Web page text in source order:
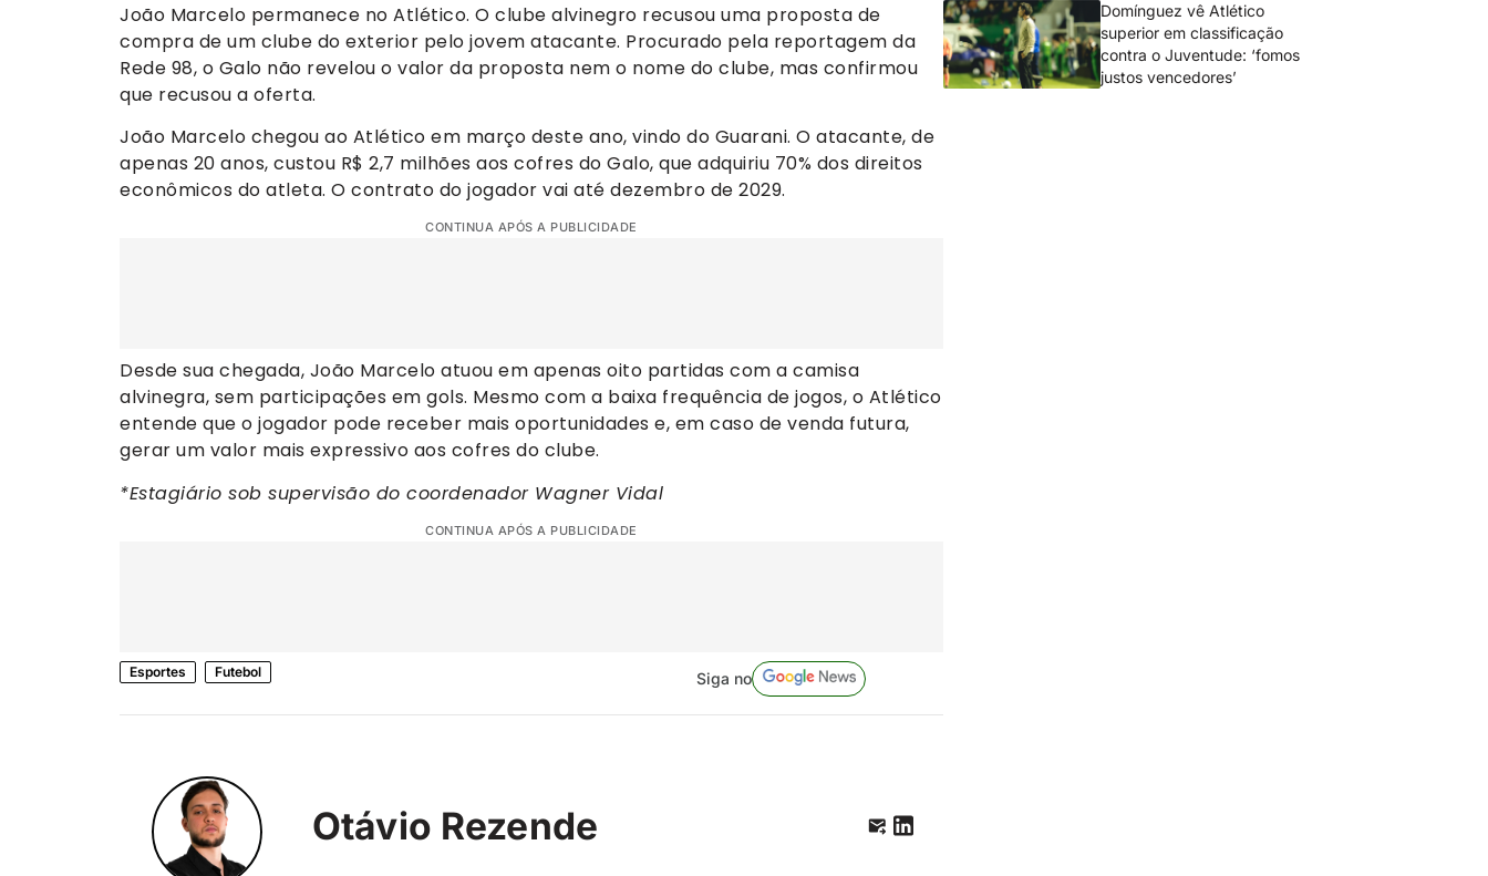
João Marcelo permanece no Atlético. O clube alvinegro recusou uma proposta de
compra de um clube do exterior pelo jovem atacante. Procurado pela reportagem da
Rede 98, o Galo não revelou o valor da proposta nem o nome do clube, mas confirmou
que recusou a oferta.
João Marcelo chegou ao Atlético em março deste ano, vindo do Guarani. O atacante, de
apenas 20 anos, custou R$ 2,7 milhões aos cofres do Galo, que adquiriu 70% dos direitos
econômicos do atleta. O contrato do jogador vai até dezembro de 2029.
CONTINUA APÓS A PUBLICIDADE
Desde sua chegada, João Marcelo atuou em apenas oito partidas com a camisa
alvinegra, sem participações em gols. Mesmo com a baixa frequência de jogos, o Atlético
entende que o jogador pode receber mais oportunidades e, em caso de venda futura,
gerar um valor mais expressivo aos cofres do clube.
*Estagiário sob supervisão do coordenador Wagner Vidal
CONTINUA APÓS A PUBLICIDADE
Esportes Futebol Siga no
Otávio Rezende
Domínguez vê Atlético
superior em classificação
contra o Juventude: ‘fomos
justos vencedores’